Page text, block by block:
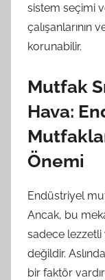
sistem seçimi
çalışanlarının
korunabilir.
Mutfak
Hava:
Önemi
Endüstriyel
Ancak, bu
sadece lezzetli
değildir.
bir faktör